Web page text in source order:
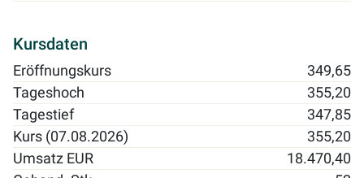
Kursdaten
Eröffnungskurs
349,65
Tageshoch
355,20
Tagestief
347,85
Kurs (07.08.2026)
355,20
Umsatz EUR
18.470,40